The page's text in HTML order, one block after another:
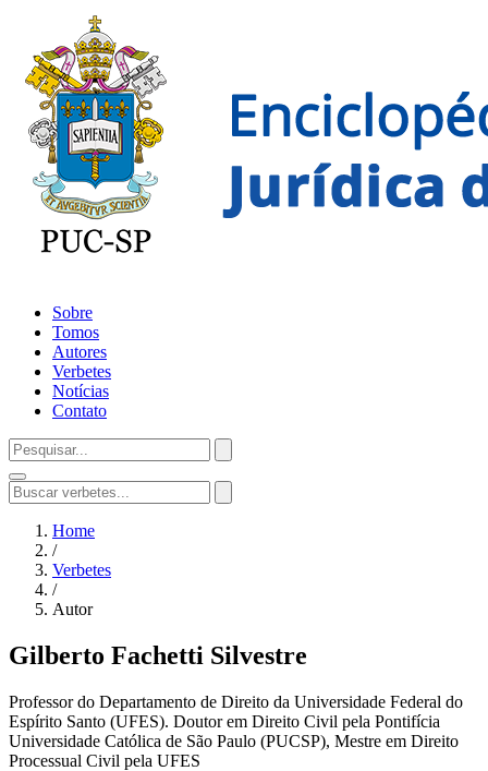
Sobre
Tomos
Autores
Verbetes
Notícias
Contato
Home
/
Verbetes
/
Autor
Gilberto Fachetti Silvestre
Professor do Departamento de Direito da Universidade Federal do
Espírito Santo (UFES). Doutor em Direito Civil pela Pontifícia
Universidade Católica de São Paulo (PUCSP), Mestre em Direito
Processual Civil pela UFES